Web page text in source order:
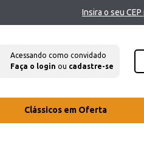
Insira o seu
Acessando como convidado
Faça o login ou cadastre-se
Clássicos em Oferta